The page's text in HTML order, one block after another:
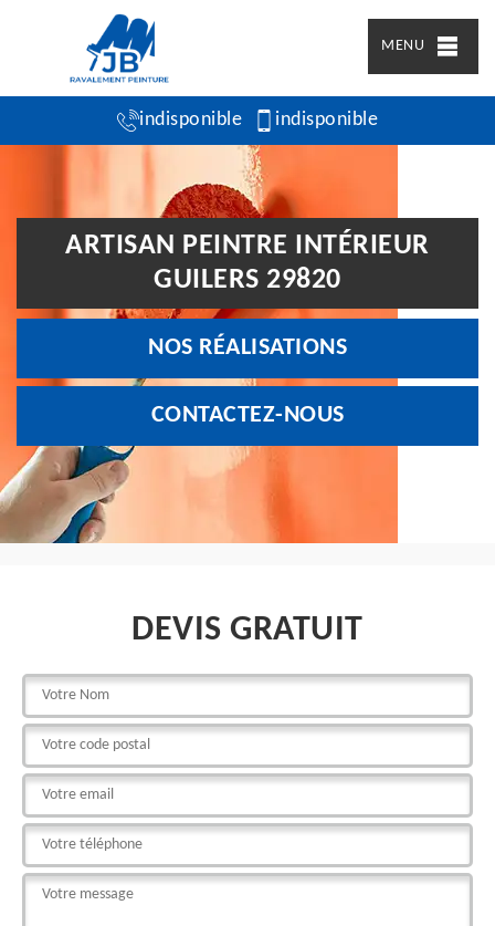
MENU
indisponible indisponible
ARTISAN PEINTRE INTÉRIEUR
GUILERS 29820
NOS RÉALISATIONS
CONTACTEZ-NOUS
DEVIS GRATUIT